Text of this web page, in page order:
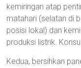
kemiringan atap
matahari (selatan di
posisi lokal) dan
produksi listrik.
Kedua, bersihkan